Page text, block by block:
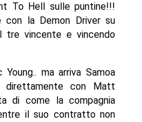
To Hell sulle puntine!!!
con la Demon Driver su
tre vincente e vincendo
ma arriva Samoa
con Matt
di come la compagnia
il suo contratto non